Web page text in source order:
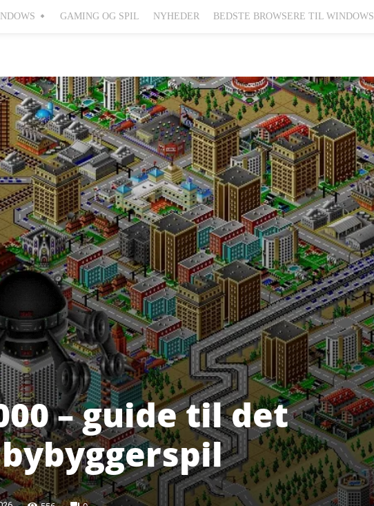
GAMING OG SPIL NYHEDER BEDSTE BROWSERE TIL WINDOWS
– guide til det